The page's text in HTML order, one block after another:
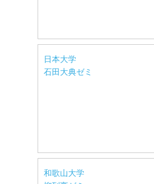
日本大学
石田大典ゼミ
和歌山大学